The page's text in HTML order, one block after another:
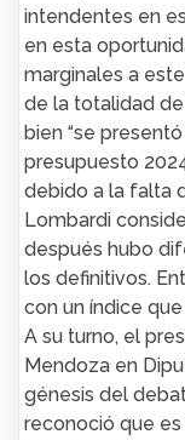
intendentes en
en esta
marginales a
de la totalidad
bien “se
presupuesto
debido a la falta
Lombardi
después hubo
los definitivos.
con un índice
A su turno, el
Mendoza en
génesis del
reconoció que